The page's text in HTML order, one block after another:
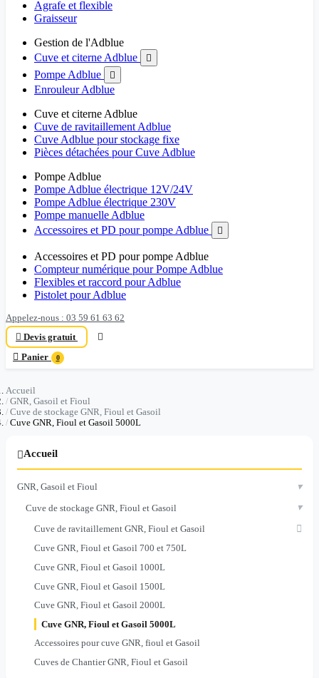
Agrafe et flexible
Graisseur
Gestion de l'Adblue
Cuve et citerne Adblue

Pompe Adblue 
Enrouleur Adblue
Cuve et citerne Adblue
Cuve de ravitaillement Adblue
Cuve Adblue pour stockage fixe
Pièces détachées pour Cuve Adblue
Pompe Adblue
Pompe Adblue électrique 12V/24V
Pompe Adblue électrique 230V
Pompe manuelle Adblue
Accessoires et PD pour pompe Adblue

Accessoires et PD pour pompe Adblue
Compteur numérique pour Pompe Adblue
Flexibles et raccord pour Adblue
Pistolet pour Adblue
Appelez-nous : 03 59 61 63 62
 Devis gratuit

 Panier 0
Accueil
GNR, Gasoil et Fioul
Cuve de stockage GNR, Fioul et Gasoil
Cuve GNR, Fioul et Gasoil 5000L
Accueil
GNR, Gasoil et Fioul ▾
Cuve de stockage GNR, Fioul et Gasoil ▾
Cuve de ravitaillement GNR, Fioul et Gasoil

Cuve GNR, Fioul et Gasoil 700 et 750L
Cuve GNR, Fioul et Gasoil 1000L
Cuve GNR, Fioul et Gasoil 1500L
Cuve GNR, Fioul et Gasoil 2000L
Cuve GNR, Fioul et Gasoil 5000L
Accessoires pour cuve GNR, fioul et Gasoil
Cuves de Chantier GNR, Fioul et Gasoil